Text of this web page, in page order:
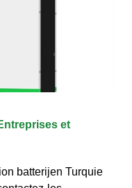
et
batterijen Turquie